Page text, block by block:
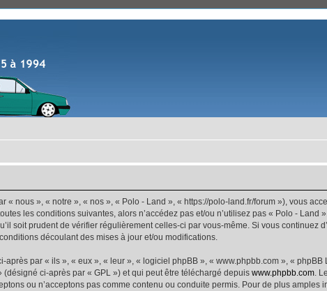
« nous », « notre », « nos », « Polo - Land », « https://polo-land.fr/forum »), vous
les conditions suivantes, alors n’accédez pas et/ou n’utilisez pas « Polo -
soit prudent de vérifier régulièrement celles-ci par vous-même. Si vous continuez
découlant des mises à jour et/ou modifications.
par « ils », « eux », « leur », « logiciel phpBB », « www.phpbb.com », «
(désigné ci-après par « GPL ») et qui peut être téléchargé depuis www.phpbb.com.
ou n’acceptons pas comme contenu ou conduite permis. Pour de plus